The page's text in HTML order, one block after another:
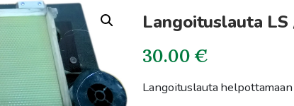
Langoituslauta LS
30.00€
Langoituslauta